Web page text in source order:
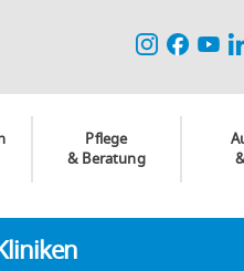
Pflege
& Beratung